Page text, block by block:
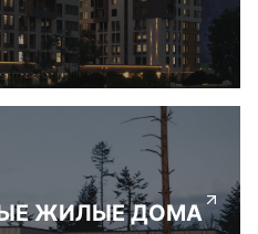
ЖИЛЫЕ ДОМА